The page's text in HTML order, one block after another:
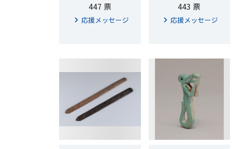
447 票
応援メッセージ
443 票
応援メッセージ